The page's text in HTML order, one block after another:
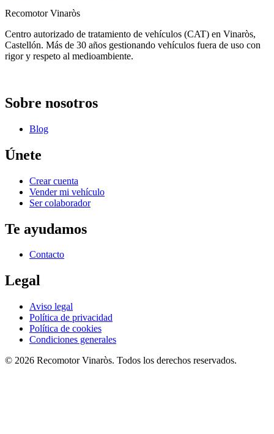
Recomotor Vinaròs
Centro autorizado de tratamiento de vehículos (CAT) en Vinaròs,
Castellón. Más de 30 años gestionando vehículos fuera de uso con
rigor y respeto al medioambiente.
Sobre nosotros
Blog
Únete
Crear cuenta
Vender mi vehículo
Ser colaborador
Te ayudamos
Contacto
Legal
Aviso legal
Política de privacidad
Política de cookies
Condiciones generales
© 2026 RecomotorVinaròs. Todos los derechos reservados.